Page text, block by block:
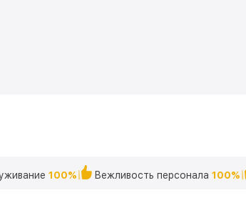
100% Вежливость персонала 100%